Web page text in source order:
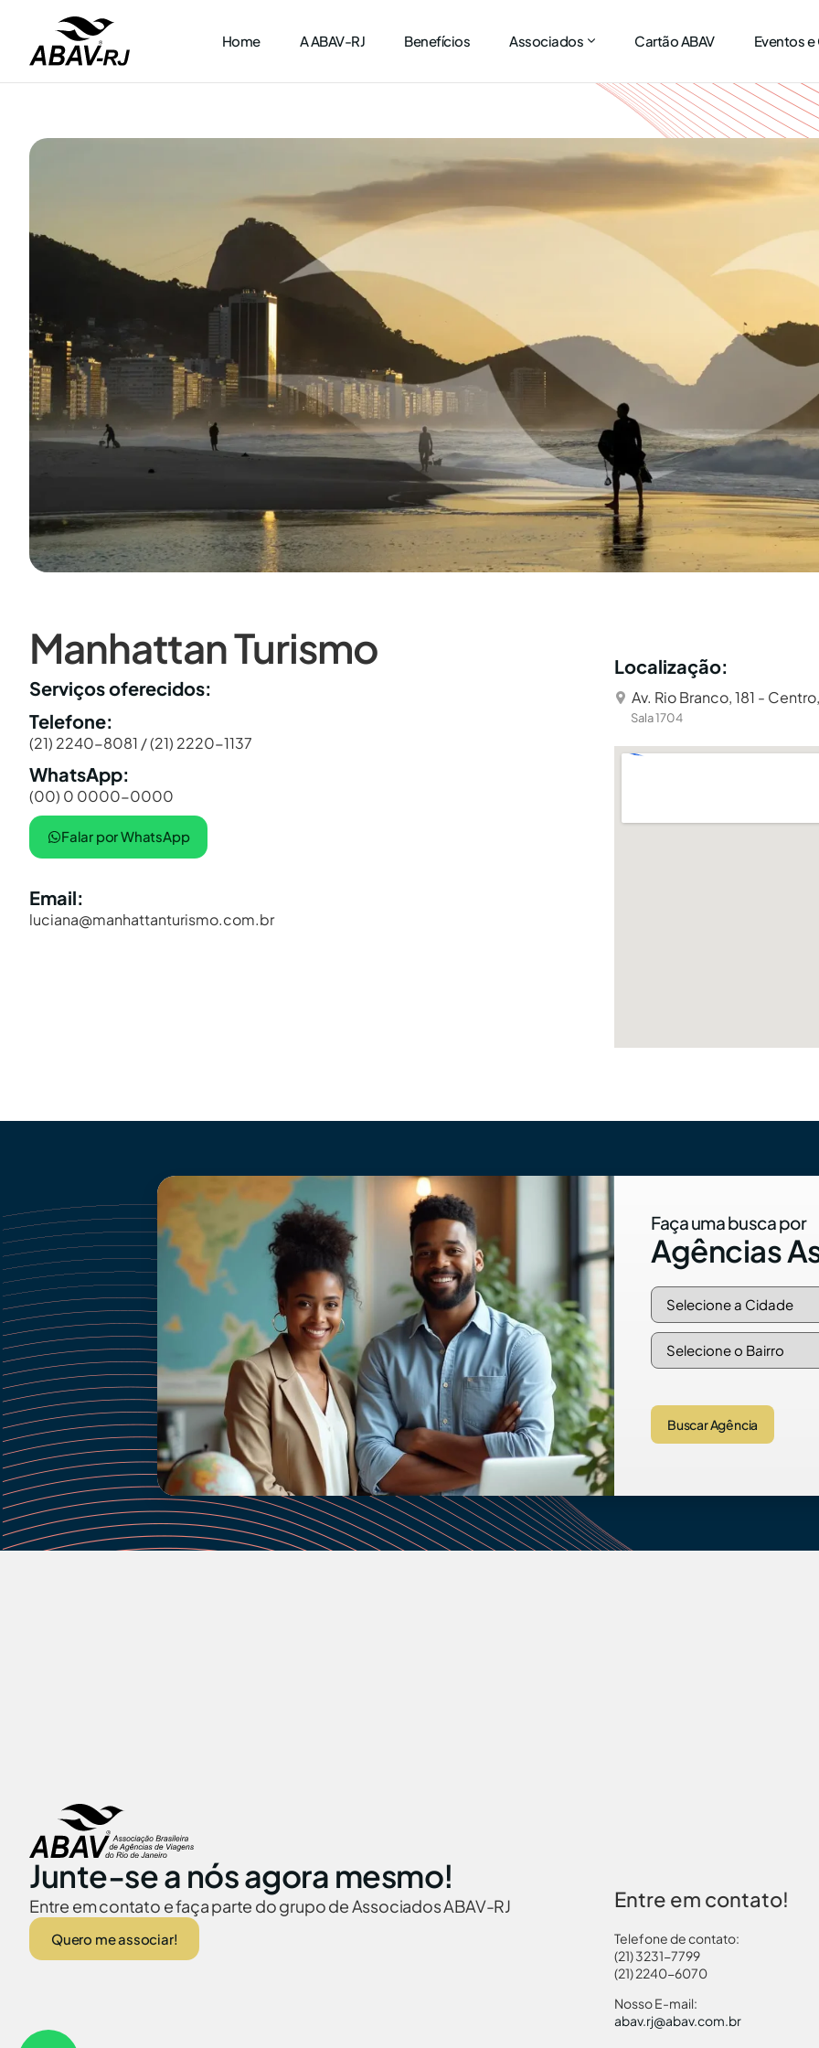
Home A ABAV-RJ Benefícios Associados Cartão ABAV Eventos
Manhattan Turismo
Serviços oferecidos:
Telefone:
(21) 2240-8081 / (21) 2220-1137
WhatsApp:
(00) 0 0000-0000
Falar por WhatsApp
Email:
luciana@manhattanturismo.com.br
Localização:
Av. Rio Branco, 181 -
Sala 1704
Faça uma busca por
Agências
Buscar Agência
Junte-se a nós agora mesmo!
Entre em contato e faça parte do grupo de Associados ABAV-RJ
Quero me associar!
Entre em contato!
Telefone de contato:
(21) 3231-7799
(21) 2240-6070
Nosso E-mail:
abav.rj@abav.com.br